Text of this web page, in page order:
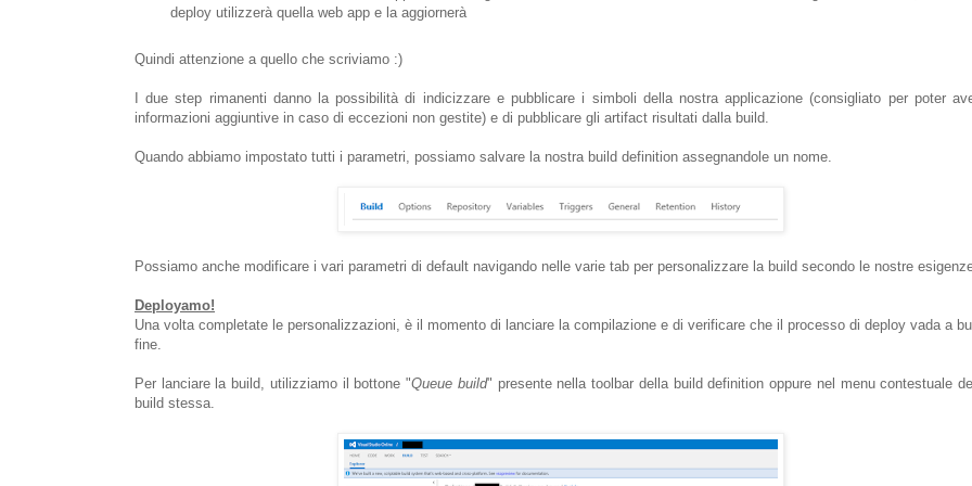
deploy utilizzerà quella web app e la aggiornerà
Quindi attenzione a quello che scriviamo :)
I due step rimanenti danno la possibilità di indicizzare e pubblicare i simboli della nostra applicazione (consigliato per poter
informazioni aggiuntive in caso di eccezioni non gestite) e di pubblicare gli artifact risultati dalla build.
Quando abbiamo impostato tutti i parametri, possiamo salvare la nostra build definition assegnandole un nome.
Possiamo anche modificare i vari parametri di default navigando nelle varie tab per personalizzare la build secondo le nostre
Deployamo!
Una volta completate le personalizzazioni, è il momento di lanciare la compilazione e di verificare che il processo di deploy vada a
fine.
Per lanciare la build, utilizziamo il bottone "Queue build" presente nella toolbar della build definition oppure nel menu contestuale
build stessa.